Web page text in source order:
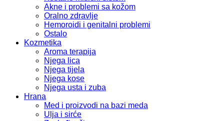
Akne i problemi sa kožom
Oralno zdravlje
Hemoroidi i genitalni problemi
Ostalo
Kozmetika
Aroma terapija
Njega lica
Njega tijela
Njega kose
Njega usta i zuba
Hrana
Med i proizvodi na bazi meda
Ulja i sirće